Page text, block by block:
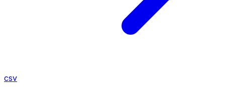
csv